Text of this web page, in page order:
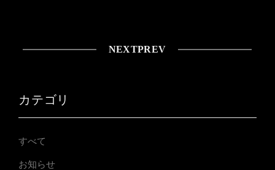
NEXTPREV
カテゴリ
すべて
お知らせ